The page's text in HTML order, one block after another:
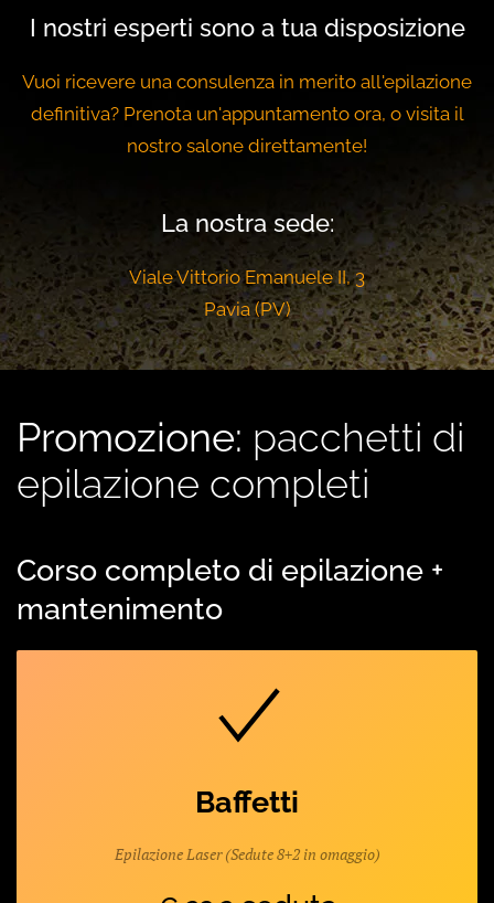
I nostri esperti sono a tua disposizione
Vuoi ricevere una consulenza in merito all'epilazione
definitiva? Prenota un'appuntamento ora, o visita il
nostro salone direttamente!
La nostra sede:
Viale Vittorio Emanuele II, 3
Pavia (PV)
Promozione: pacchetti di
epilazione completi
Corso completo di epilazione +
mantenimento
Baffetti
Epilazione Laser (Sedute 8+2 in omaggio)